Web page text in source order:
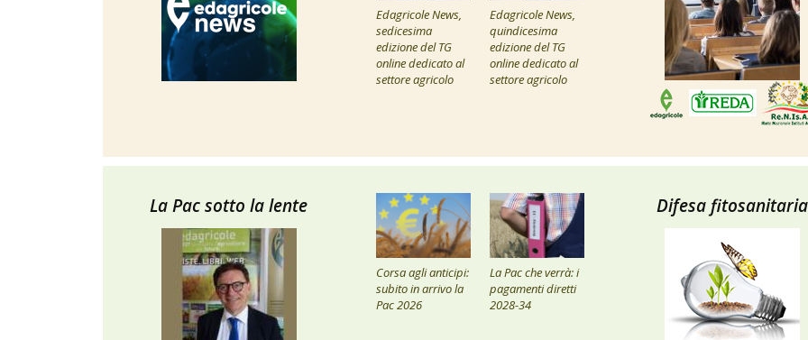
Edagricole News,
sedicesima
edizione del TG
online dedicato al
settore agricolo
Edagricole News,
quindicesima
edizione del TG
online dedicato al
settore agricolo
La Pac sotto la lente
Corsa agli anticipi:
subito in arrivo la
Pac 2026
La Pac che verrà: i
pagamenti diretti
2028-34
Difesa fitosanitaria